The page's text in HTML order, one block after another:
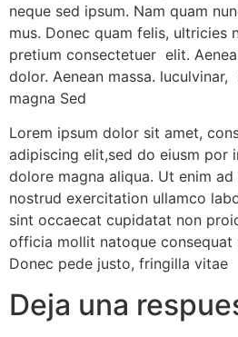
neque sed ipsum. Nam quam
mus. Donec quam felis, ultricies
pretium consectetuer elit.
dolor. Aenean massa.
magna Sed
Lorem ipsum dolor sit amet,
adipiscing elit,sed do eiusm por
dolore magna aliqua. Ut enim
nostrud exercitation ullamco
sint occaecat cupidatat non
officia mollit natoque consequat
Donec pede justo, fringilla vitae
Deja una